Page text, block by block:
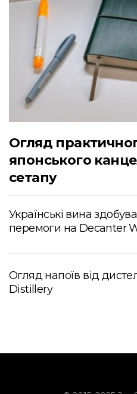
Огляд
японського
сетапу
Українські вина
перемоги на Decanter
Огляд напоїв від
Distillery